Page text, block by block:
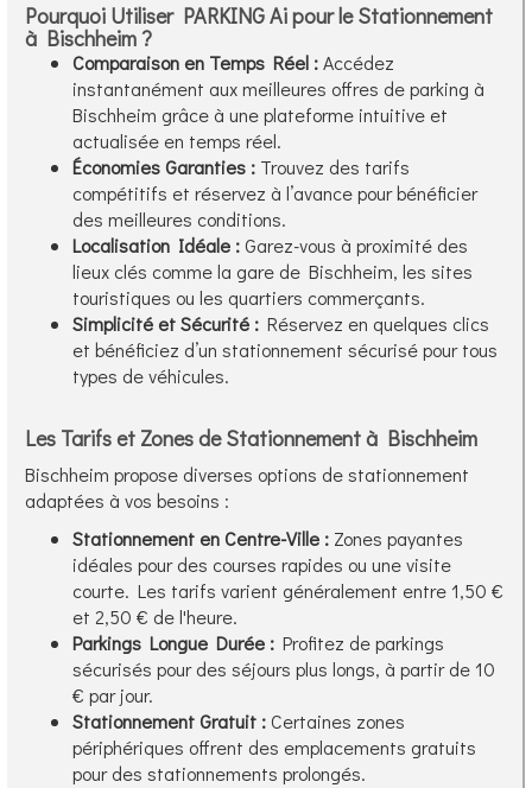
Pourquoi Utiliser PARKING Ai pour le Stationnement
à Bischheim ?
Comparaison en Temps Réel :Accédez
instantanément aux meilleures offres de parking à
Bischheim grâce à une plateforme intuitive et
actualisée en temps réel.
Économies Garanties : Trouvez des tarifs
compétitifs et réservez à l’avance pour bénéficier
des meilleures conditions.
Localisation Idéale :Garez-vous à proximité des
lieux clés comme la gare de Bischheim, les sites
touristiques ou les quartiers commerçants.
Simplicité et Sécurité : Réservez en quelques clics
et bénéficiez d’un stationnement sécurisé pour tous
types de véhicules.
Les Tarifs et Zones de Stationnement à Bischheim
Bischheim propose diverses options de stationnement
adaptées à vos besoins :
Stationnement en Centre-Ville : Zones payantes
idéales pour des courses rapides ou une visite
courte. Les tarifs varient généralement entre 1,50 €
et 2,50 € de l'heure.
Parkings Longue Durée : Profitez de parkings
sécurisés pour des séjours plus longs, à partir de 10
€ par jour.
Stationnement Gratuit :Certaines zones
périphériques offrent des emplacements gratuits
pour des stationnements prolongés.